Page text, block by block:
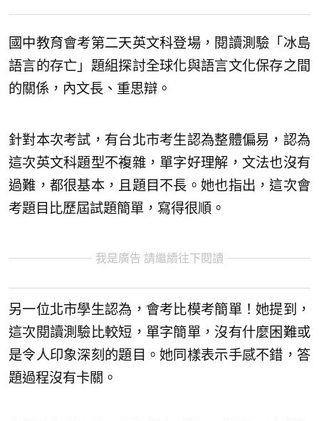
國中教育會考第二天英文科登場，閱讀測驗「冰島
語言的存亡」題組探討全球化與語言文化保存之間
的關係，內文長、重思辯。
針對本次考試，有台北市考生認為整體偏易，認為
這次英文科題型不複雜，單字好理解，文法也沒有
過難，都很基本，且題目不長。她也指出，這次會
考題目比歷屆試題簡單，寫得很順。
我是廣告 請繼續往下閱讀
另一位北市學生認為，會考比模考簡單！她提到，
這次閱讀測驗比較短，單字簡單，沒有什麼困難或
是令人印象深刻的題目。她同樣表示手感不錯，答
題過程沒有卡關。